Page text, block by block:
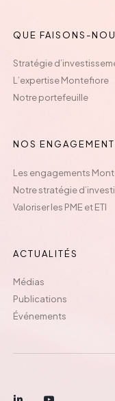
QUE FAISONS-
Stratégie
L’expertise Montefiore
Notre portefeuille
NOS
Les engagements
Notre stratégie
Valoriser les PME et ETI
ACTUALITÉS
Médias
Publications
Événements